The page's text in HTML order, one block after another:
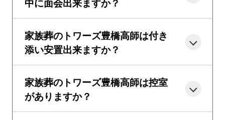
家族葬のトワーズ豊橋高師は付き
添い安置出来ますか？
家族葬のトワーズ豊橋高師は控室
がありますか？